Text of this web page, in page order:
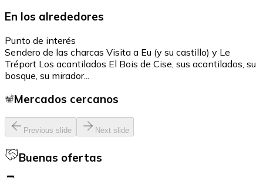
En los alrededores
Punto de interés
Sendero de las charcas Visita a Eu (y su castillo) y Le
Tréport Los acantilados El Bois de Cise, sus acantilados, su
bosque, su mirador...
Mercados cercanos
Previous slide Next slide
Buenas ofertas